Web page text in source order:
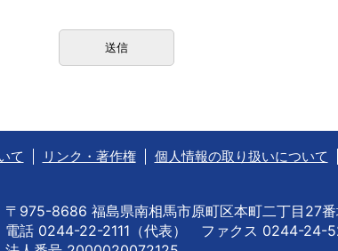
て リンク・著作権 個人情報の取り扱いについて
〒975-8686 福島県南相馬市原町区本町二丁目27
電話 0244-22-2111（代表） ファクス 0244-24-